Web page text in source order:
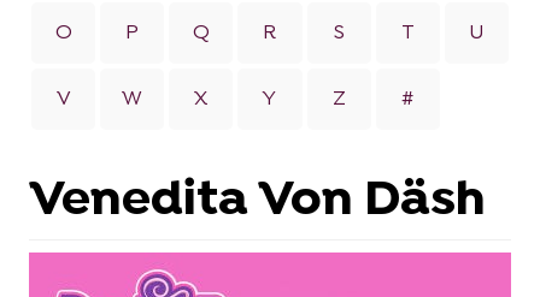
O P Q R S T U
V W X Y Z #
Venedita Von Däsh